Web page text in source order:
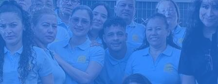
hasta tu puerta, para que puedas
centrarte en lo que realmente
importa